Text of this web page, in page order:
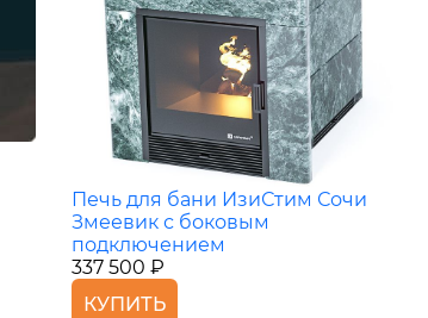
Печь для бани ИзиСтим Сочи
Змеевик с боковым
подключением
337 500 ₽
КУПИТЬ